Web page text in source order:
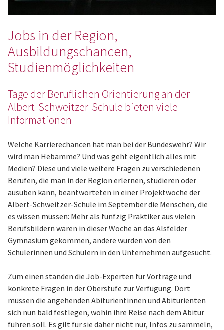
Jobs in der Region,
Ausbildungschancen,
Studienmöglichkeiten
Tage der Beruflichen Orientierung an der
Albert-Schweitzer-Schule bieten viele
Informationen
Welche Karrierechancen hat man bei der Bundeswehr? Wir
wird man Hebamme? Und was geht eigentlich alles mit
Medien? Diese und viele weitere Fragen zu verschiedenen
Berufen, die man in der Region erlernen, studieren oder
ausüben kann, beantworteten in einer Projektwoche der
Albert-Schweitzer-Schule im September die Menschen, die
es wissen müssen: Mehr als fünfzig Praktiker aus vielen
Berufsbildern waren in dieser Woche an das Alsfelder
Gymnasium gekommen, andere wurden von den
Schülerinnen und Schülern in den Unternehmen aufgesucht.
Zum einen standen die Job-Experten für Vorträge und
konkrete Fragen in der Oberstufe zur Verfügung. Dort
müssen die angehenden Abiturientinnen und Abiturienten
sich nun bald festlegen, wohin ihre Reise nach dem Abitur
führen soll. Es gilt für sie daher nicht nur, Infos zu sammeln,